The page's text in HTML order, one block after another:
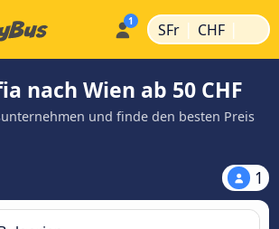
SFr | CHF |
nach Wien ab 50 CHF
und finde den besten Preis
1